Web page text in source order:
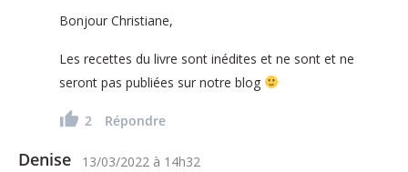
Bonjour Christiane,
Les recettes du livre sont inédites et ne sont et ne
seront pas publiées sur notre blog
2 Répondre
Denise 13/03/2022 à 14h32